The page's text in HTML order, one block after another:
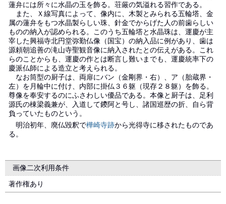
蓮弁には所々に水晶の玉を飾る。荘厳の気溢れる習作である。
また、Ｘ線写真によって、像内に、木製とみられる五輪塔、金
属の蓮弁をもつ水晶製らしい珠、針金でからげた人の前歯らしい
ものの納入が認められる。このうち五輪塔と水晶珠は、運慶が主
宰した興福寺北円堂弥勤仏像（国宝）の納入品に例があり、歯は
源頼朝追善の滝山寺聖観音像に納入されたとの伝えがある。これ
らのことからも、運慶の作とは断言し難いまでも、運慶統率下の
慶派仏師による造立と考えられる。
なお筒型の厨子は、両扉にバン（金剛界・右）、ア（胎蔵界・
左）を月輪中に付け、内部に掛仏３６躯（現存２８躯）を飾る。
尊像を奉安するのにふさわしい優品である。本像と厨子は、足利
源氏の棟梁義兼が、入道して鑁阿と号し、諸国巡歴の折、自ら背
負っていたものという。
明治初年、廃仏毀釈で樺崎寺跡から光得寺に移されたものであ
る。
画像二次利用条件
著作権あり